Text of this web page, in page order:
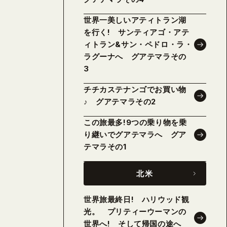
世界一美しいアティトラン湖
を行く! サンティアゴ・アテ
ィトラン&サン・ペドロ・ラ・
ラグーナへ グアテマラその
3
チチカステナンゴでお買い物
♪ グアテマラその2
この旅最多!9つの乗り物を乗
り継いでグアテマラへ グア
テマラその1
北米
世界旅最終日! ハリウッド観
光。 プリティーウーマンの
世界へ! そして帰国の途へ